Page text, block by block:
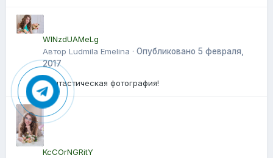
WlNzdUAMeLg
Автор Ludmila Emelina · Опубликовано 5 февраля,
2017
Фантастическая фотография!
KcCOrNGRitY